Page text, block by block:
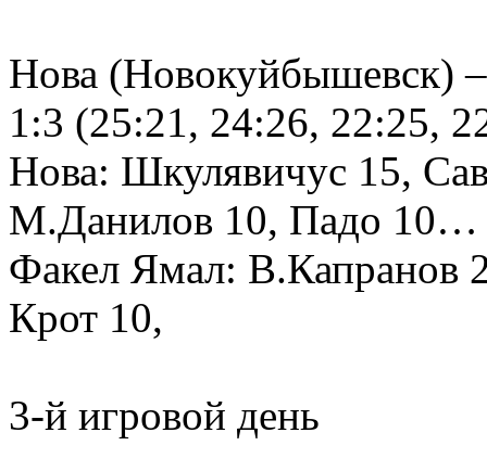
Нова (Новокуйбышевск)
1:3 (25:21, 24:26, 22:25,
Нова: Шкулявичус 15,
М.Данилов 10, Падо 10…
Факел Ямал: В.Капранов
Крот 10,
3-й игровой день